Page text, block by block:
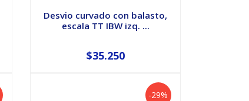
Desvio curvado con balasto,
escala TT IBW izq. ...
$35.250
-29%